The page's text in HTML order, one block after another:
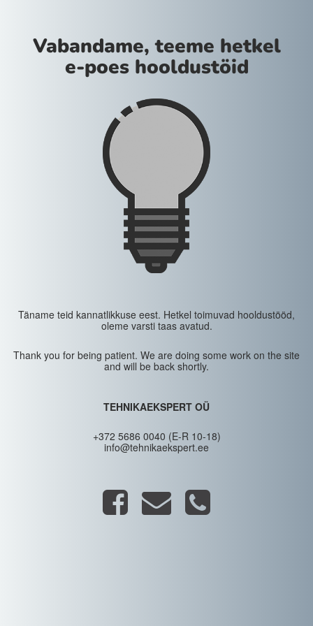
Vabandame, teeme hetkel
e-poes hooldustöid
Täname teid kannatlikkuse eest. Hetkel toimuvad hooldustööd,
oleme varsti taas avatud.
Thank you for being patient. We are doing some work on the site
and will be back shortly.
TEHNIKAEKSPERT OÜ
+372 5686 0040 (E-R 10-18)
info@tehnikaekspert.ee